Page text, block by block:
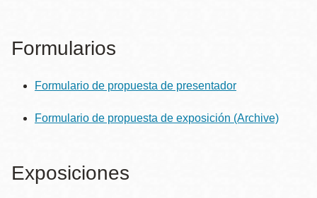
Formularios
Formulario de propuesta de presentador
Formulario de propuesta de exposición (Archive)
Exposiciones